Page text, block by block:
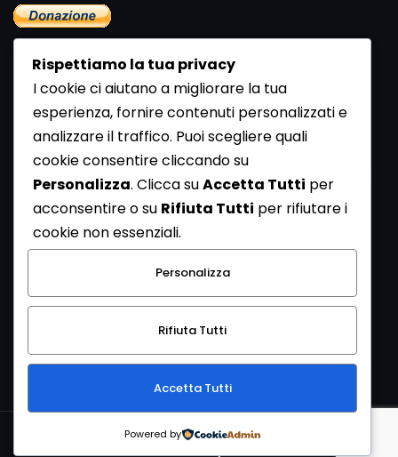
Newsletter
Se vuoi ricevere la Rivista gratuita di archeologia realizzata
dalla Redazione di ArcheoMedia iscriviti alla nostra
Newsletter [Clicca Qui]
Con l'invio del messaggio l'utente dichiara di aver letto
l’informativa sulla privacy e di acconsentire al trattamento
dei propri dati personali.
Copyright © 1999-2026Mediares S.c.PI 07341730013 - [
Rispettiamo la tua privacy
I cookie ci aiutano a migliorare la tua
esperienza, fornire contenuti personalizzati e
analizzare il traffico. Puoi scegliere quali
cookie consentire cliccando su
Personalizza. Clicca suAccetta Tutti per
acconsentire o su Rifiuta Tutti per rifiutare i
cookie non essenziali.
Personalizza
Rifiuta Tutti
Accetta Tutti
Powered by